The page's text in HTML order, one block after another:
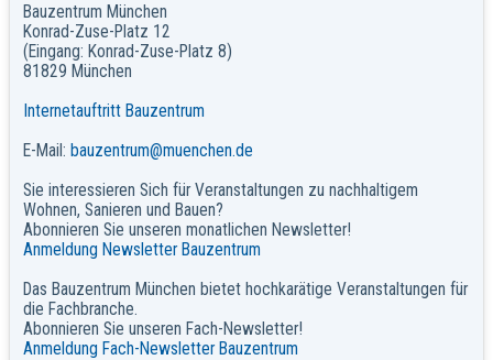
Bauzentrum München
Konrad-Zuse-Platz 12
(Eingang: Konrad-Zuse-Platz 8)
81829 München
Internetauftritt Bauzentrum
E-Mail: bauzentrum@muenchen.de
Sie interessieren Sich für Veranstaltungen zu nachhaltigem
Wohnen, Sanieren und Bauen?
Abonnieren Sie unseren monatlichen Newsletter!
Anmeldung Newsletter Bauzentrum
Das Bauzentrum München bietet hochkarätige Veranstaltungen für
die Fachbranche.
Abonnieren Sie unseren Fach-Newsletter!
Anmeldung Fach-Newsletter Bauzentrum